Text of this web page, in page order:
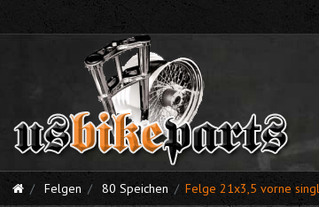
Felgen 80 Speichen Felge 21x3,5 vorne